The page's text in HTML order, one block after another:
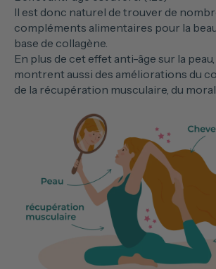
Il est donc naturel de trouver de
compléments alimentaires pour la
base de collagène.
En plus de cet effet anti-âge sur la
montrent aussi des améliorations du
de la récupération musculaire, du